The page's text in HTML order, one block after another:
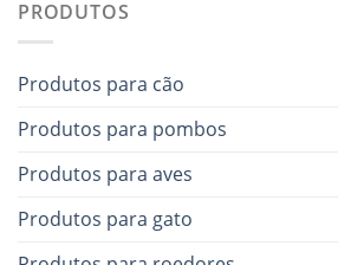
PRODUTOS
Produtos para cão
Produtos para pombos
Produtos para aves
Produtos para gato